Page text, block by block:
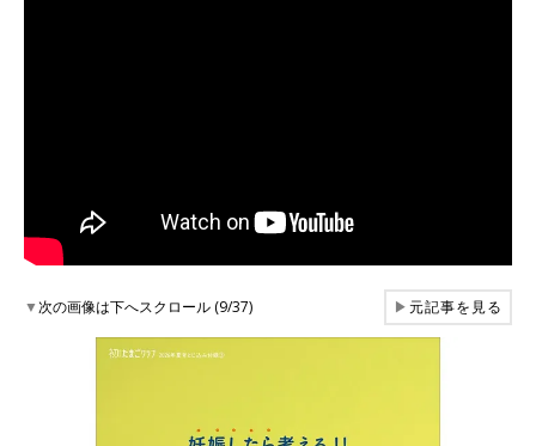
▼次の画像は下へスクロール (9/37) ▶元記事を見る